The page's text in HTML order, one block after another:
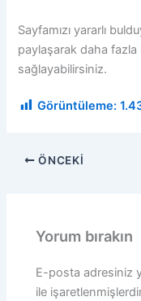
Sayfamızı yararlı
paylaşarak daha
sağlayabilirsiniz.
Görüntüleme:
ÖNCEKI
Yorum bırakın
E-posta adresiniz
ile